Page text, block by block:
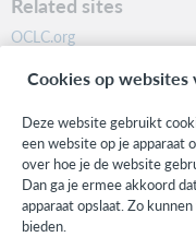
OCLC.org
Community
Research
WebJunction
Developer Network
Stay in the know.
Cookies op websites
Deze website gebruikt
een website op je apparaat
over hoe je de website
Dan ga je ermee akkoord
apparaat opslaat. Zo
bieden.